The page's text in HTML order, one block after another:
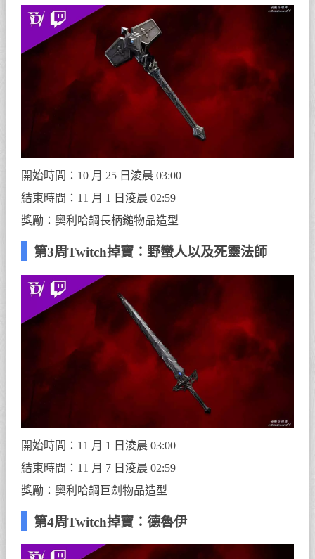
開始時間：10 月 25 日淩晨 03:00
結束時間：11 月 1 日淩晨 02:59
獎勵：奧利哈鋼長柄鎚物品造型
第3周Twitch掉寶：野蠻人以及死靈法師
開始時間：11 月 1 日淩晨 03:00
結束時間：11 月 7 日淩晨 02:59
獎勵：奧利哈鋼巨劍物品造型
第4周Twitch掉寶：德魯伊